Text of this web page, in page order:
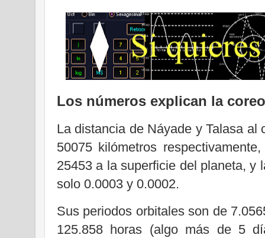
Los números explican la
La distancia de Náyade y Talasa
50075 kilómetros
25453 a la superficie del planeta, y
solo 0.0003 y 0.0002.
Sus periodos orbitales son de
125.858 horas (algo más de 5